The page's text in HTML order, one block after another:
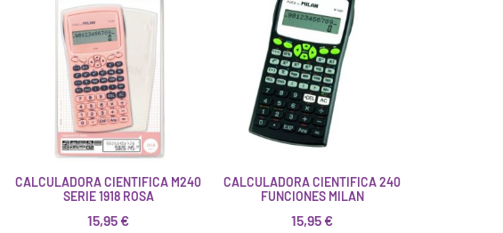
CALCULADORA CIENTIFICA M240
SERIE 1918 ROSA
15,95 €
CALCULADORA CIENTIFICA 240
FUNCIONES MILAN
15,95 €